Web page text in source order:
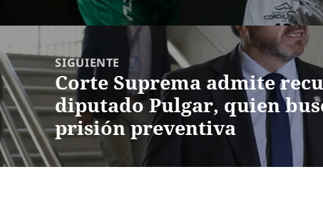
SIGUIENTE
Entrada
siguiente:
Corte Suprema admite
diputado Pulgar, quien
prisión preventiva